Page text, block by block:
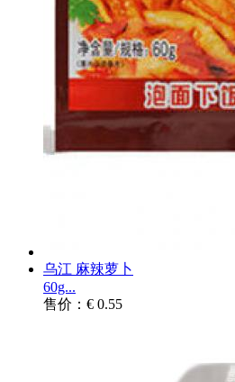
乌江 麻辣萝卜
60g...
售价：€ 0.55